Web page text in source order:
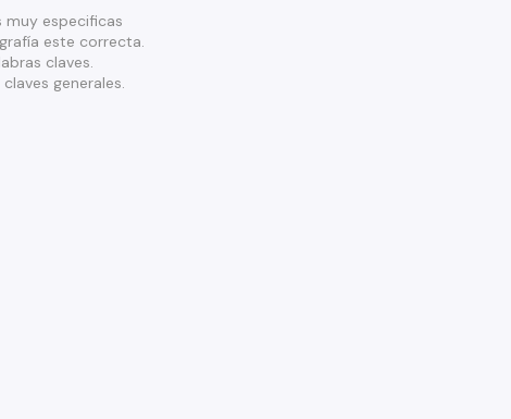
muy especificas
este correcta.
claves.
generales.